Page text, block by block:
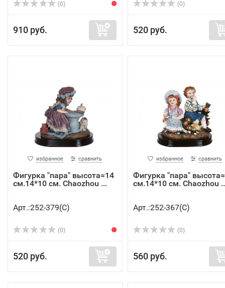
(0)
910 руб.
(0)
520 руб.
избранное сравнить
Фигурка "пара" высота=14
см.14*10 см. Chaozhou ...
Арт.:252-379(C)
(0)
520 руб.
избранное сравнить
Фигурка "пара"
см.14*10 см. Chaozhou
Арт.:252-367(C)
(0)
560 руб.